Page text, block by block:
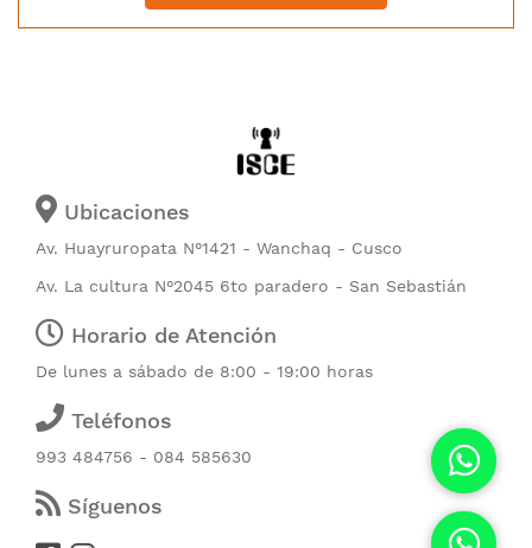
Ubicaciones
Av. Huayruropata N°1421 - Wanchaq - Cusco
Av. La cultura N°2045 6to paradero - San Sebastián
Horario de Atención
De lunes a sábado de 8:00 - 19:00 horas
Teléfonos
993 484756 - 084 585630
Síguenos